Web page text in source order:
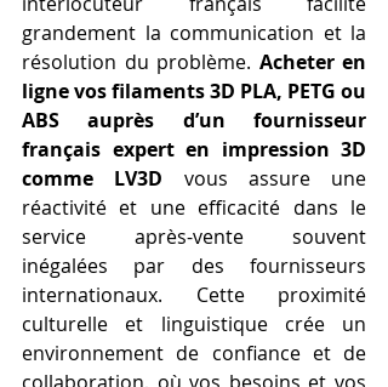
grandement la communication et la
résolution du problème. Acheter en
ligne vos filaments 3D PLA, PETG ou
ABS auprès d’un fournisseur
français expert en impression 3D
comme LV3D vous assure une
réactivité et une efficacité dans le
service après-vente souvent
inégalées par des fournisseurs
internationaux. Cette proximité
culturelle et linguistique crée un
environnement de confiance et de